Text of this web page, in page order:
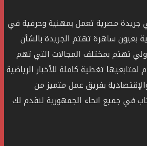
جريدة مصرية تعمل بمهنية وحرفية في
بعيون ساهرة تهتم الجريدة بالشأن
تهتم بمختلف المجالات التي تهم
تغطية كاملة للأخبار الرياضية
بفريق عمل متميز من
في جميع انحاء الجمهورية لنقدم لك